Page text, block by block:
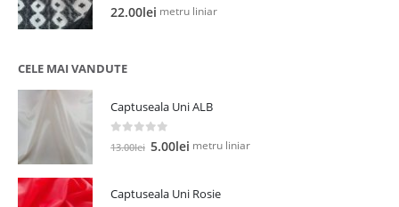
0 out of 5
22.00lei metru liniar
CELE MAI VANDUTE
Captuseala Uni ALB
out of 5
13.00lei Prețul
fost:
5.00lei Prețul
5.00lei.
metru liniar
Captuseala Uni Rosie